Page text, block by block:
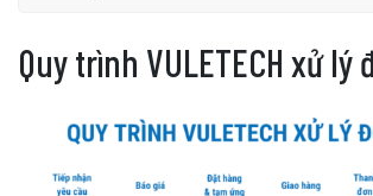
Quy trình VULETECH xử lý